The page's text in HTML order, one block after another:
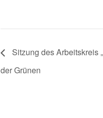
Sitzung des Arbeitskreis
der Grünen